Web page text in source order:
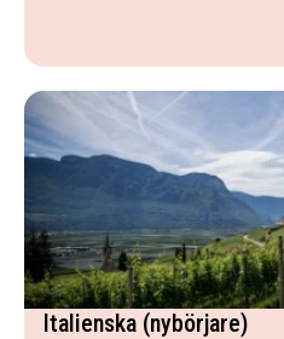
Italienska (nybörjare)